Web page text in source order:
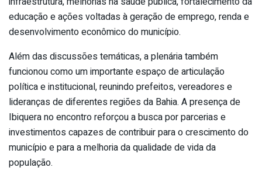
educação e ações voltadas à geração de emprego, renda e
desenvolvimento econômico do município.
Além das discussões temáticas, a plenária também
funcionou como um importante espaço de articulação
política e institucional, reunindo prefeitos, vereadores e
lideranças de diferentes regiões da Bahia. A presença de
Ibiquera no encontro reforçou a busca por parcerias e
investimentos capazes de contribuir para o crescimento do
município e para a melhoria da qualidade de vida da
população.